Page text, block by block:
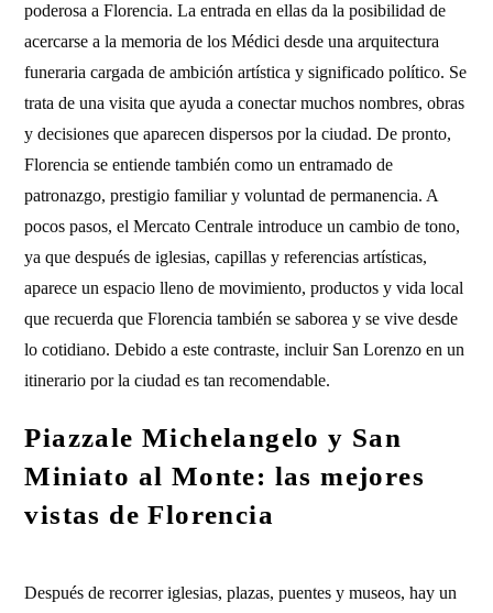
poderosa a Florencia. La entrada en ellas da la posibilidad de
acercarse a la memoria de los Médici desde una arquitectura
funeraria cargada de ambición artística y significado político. Se
trata de una visita que ayuda a conectar muchos nombres, obras
y decisiones que aparecen dispersos por la ciudad. De pronto,
Florencia se entiende también como un entramado de
patronazgo, prestigio familiar y voluntad de permanencia. A
pocos pasos, el Mercato Centrale introduce un cambio de tono,
ya que después de iglesias, capillas y referencias artísticas,
aparece un espacio lleno de movimiento, productos y vida local
que recuerda que Florencia también se saborea y se vive desde
lo cotidiano. Debido a este contraste, incluir San Lorenzo en un
itinerario por la ciudad es tan recomendable.
Piazzale Michelangelo y San
Miniato al Monte: las mejores
vistas de Florencia
Después de recorrer iglesias, plazas, puentes y museos, hay un